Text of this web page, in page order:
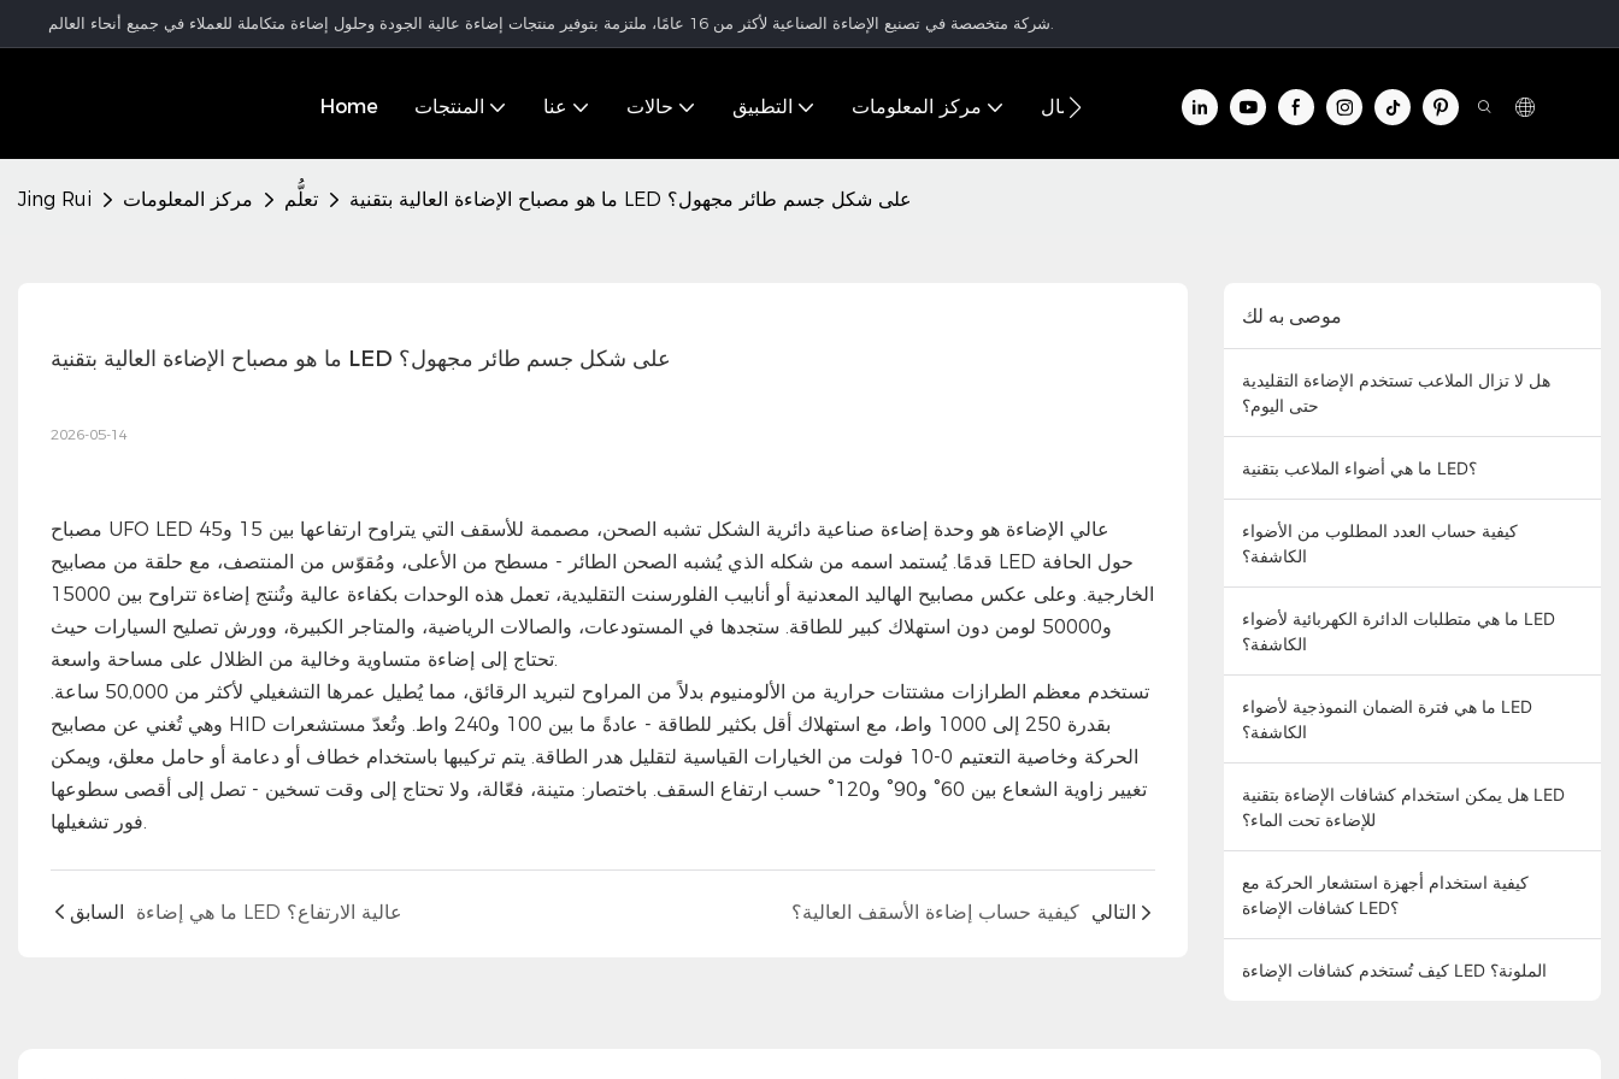
Home المنتجات عنا حالات التطبيق مركز المعلومات الاتصال
Jing Rui مركز المعلومات تعلُّم ما هو مصباح الإضاءة العالية بتقنية LED على شكل جسم طائر مجهول؟
ما هو مصباح الإضاءة العالية بتقنية LED على شكل جسم طائر مجهول؟
2026-05-14
مصباح UFO LED عالي الإضاءة هو وحدة إضاءة صناعية دائرية الشكل تشبه الصحن، مصممة للأسقف التي يتراوح ارتفاعها بين 15 و45
قدمًا. يُستمد اسمه من شكله الذي يُشبه الصحن الطائر - مسطح من الأعلى، ومُقوّس من المنتصف، مع حلقة من مصابيح LED حول الحافة
الخارجية. وعلى عكس مصابيح الهاليد المعدنية أو أنابيب الفلورسنت التقليدية، تعمل هذه الوحدات بكفاءة عالية وتُنتج إضاءة تتراوح بين 15000
و50000 لومن دون استهلاك كبير للطاقة. ستجدها في المستودعات، والصالات الرياضية، والمتاجر الكبيرة، وورش تصليح السيارات حيث
تحتاج إلى إضاءة متساوية وخالية من الظلال على مساحة واسعة.
تستخدم معظم الطرازات مشتتات حرارية من الألومنيوم بدلاً من المراوح لتبريد الرقائق، مما يُطيل عمرها التشغيلي لأكثر من 50,000 ساعة.
وهي تُغني عن مصابيح HID بقدرة 250 إلى 1000 واط، مع استهلاك أقل بكثير للطاقة - عادةً ما بين 100 و240 واط. وتُعدّ مستشعرات
الحركة وخاصية التعتيم 0-10 فولت من الخيارات القياسية لتقليل هدر الطاقة. يتم تركيبها باستخدام خطاف أو دعامة أو حامل معلق، ويمكن
تغيير زاوية الشعاع بين 60° و90° و120° حسب ارتفاع السقف. باختصار: متينة، فعّالة، ولا تحتاج إلى وقت تسخين - تصل إلى أقصى سطوعها
فور تشغيلها.
السابق ما هي إضاءة LED عالية الارتفاع؟ كيفية حساب إضاءة الأسقف العالية؟ التالي
موصى به لك
هل لا تزال الملاعب تستخدم الإضاءة التقليدية
حتى اليوم؟
ما هي أضواء الملاعب بتقنية LED؟
كيفية حساب العدد المطلوب من الأضواء
الكاشفة؟
ما هي متطلبات الدائرة الكهربائية لأضواء LED
الكاشفة؟
ما هي فترة الضمان النموذجية لأضواء LED
الكاشفة؟
هل يمكن استخدام كشافات الإضاءة بتقنية LED
للإضاءة تحت الماء؟
كيفية استخدام أجهزة استشعار الحركة مع
كشافات الإضاءة LED؟
كيف تُستخدم كشافات الإضاءة LED الملونة؟